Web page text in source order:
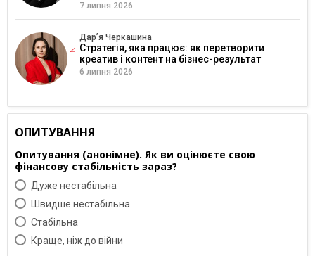
7 липня 2026
Дарʼя Черкашина
Стратегія, яка працює: як перетворити
креатив і контент на бізнес-результат
6 липня 2026
ОПИТУВАННЯ
Опитування (анонімне). Як ви оцінюєте свою
фінансову стабільність зараз?
Дуже нестабільна
Швидше нестабільна
Cтабільна
Краще, ніж до війни